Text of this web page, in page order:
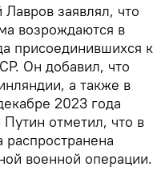
заявлял, что
возрождаются в
присоединившихся к
Он добавил, что
а также в
2023 года
отметил, что в
военной операции.